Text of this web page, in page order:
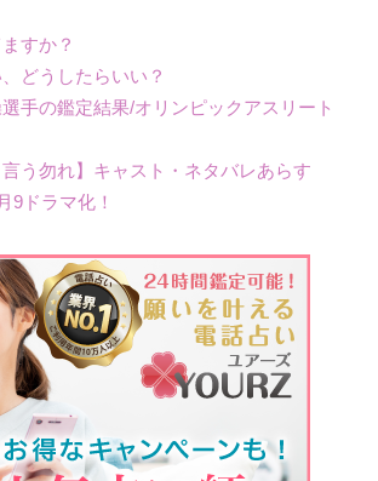
すか？
どうしたらいい？
手の鑑定結果/オリンピックアスリート
言う勿れ】キャスト・ネタバレあらす
9ドラマ化！